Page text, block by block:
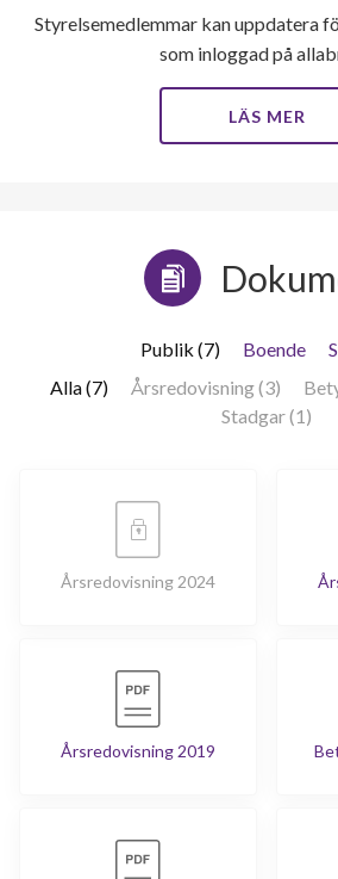
Styrelsemedlemmar kan uppdatera
som inloggad på
LÄS MER
Publik (7) Boende
Alla (7)
Årsredovisning (3)
Stadgar (1)
Årsredovisning 2024
Årsredovisning 2019